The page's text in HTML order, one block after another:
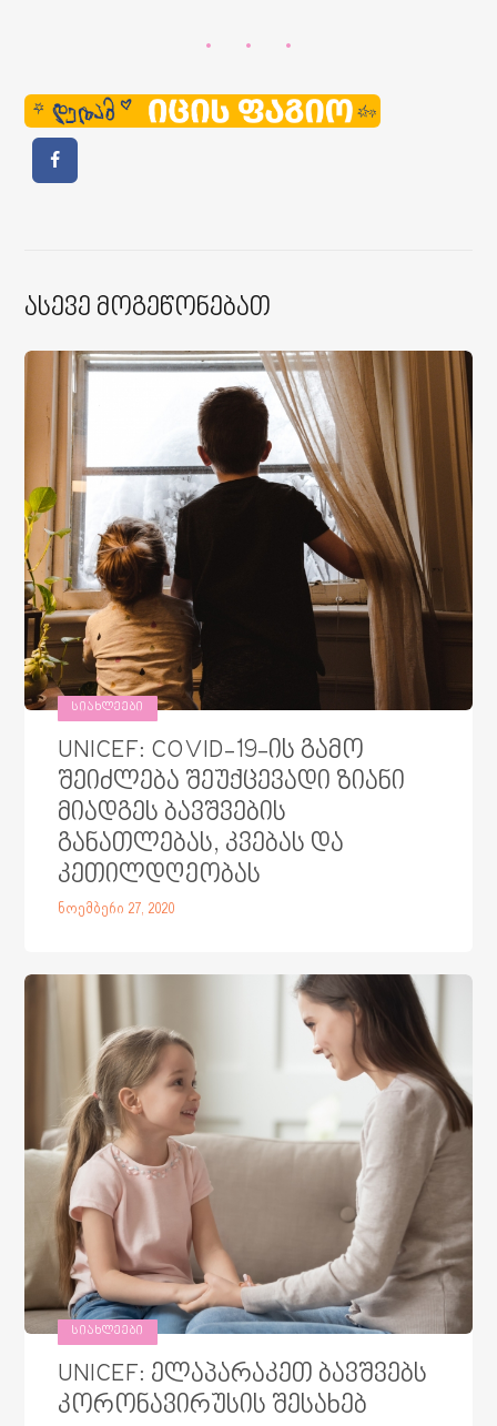
Ასევე Მოგეწონებათ
ᲡᲘᲐᲮᲚᲔᲔᲑᲘ
UNICEF: COVID-19-ის გამო
შეიძლება შეუქცევადი ზიანი
მიადგეს ბავშვების
განათლებას, კვებას და
კეთილდღეობას
ნოემბერი 27, 2020
ᲡᲘᲐᲮᲚᲔᲔᲑᲘ
UNICEF: ელაპარაკეთ ბავშვებს
კორონავირუსის შესახებ